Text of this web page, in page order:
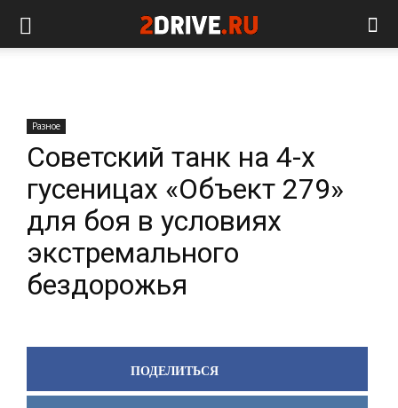
Разное
Советский танк на 4-х
гусеницах «Объект 279»
для боя в условиях
экстремального
бездорожья
ПОДЕЛИТЬСЯ